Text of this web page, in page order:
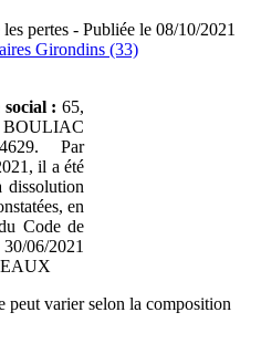
pertes - Publiée le 08/10/2021
Girondins (33)
social : 65,
BOULIAC
Par
il a été
dissolution
en
Code de
06/2021
peut varier selon la composition